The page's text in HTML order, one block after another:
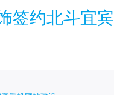
签约北斗宜宾